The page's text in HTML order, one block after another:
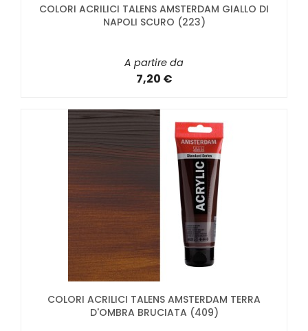
COLORI ACRILICI TALENS AMSTERDAM GIALLO DI
NAPOLI SCURO (223)
A partire da
7,20 €
COLORI ACRILICI TALENS AMSTERDAM TERRA
D'OMBRA BRUCIATA (409)